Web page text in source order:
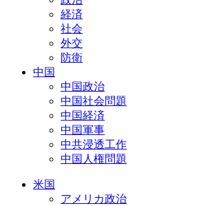
経済
社会
外交
防衛
中国
中国政治
中国社会問題
中国経済
中国軍事
中共浸透工作
中国人権問題
米国
アメリカ政治